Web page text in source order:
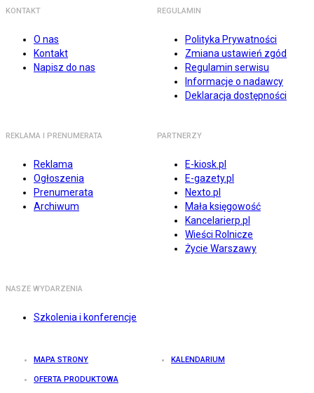
KONTAKT
O nas
Kontakt
Napisz do nas
REGULAMIN
Polityka Prywatności
Zmiana ustawień zgód
Regulamin serwisu
Informacje o nadawcy
Deklaracja dostępności
REKLAMA I PRENUMERATA
Reklama
Ogłoszenia
Prenumerata
Archiwum
PARTNERZY
E-kiosk.pl
E-gazety.pl
Nexto.pl
Mała księgowość
Kancelarierp.pl
Wieści Rolnicze
Życie Warszawy
NASZE WYDARZENIA
Szkolenia i konferencje
MAPA STRONY KALENDARIUM
OFERTA PRODUKTOWA